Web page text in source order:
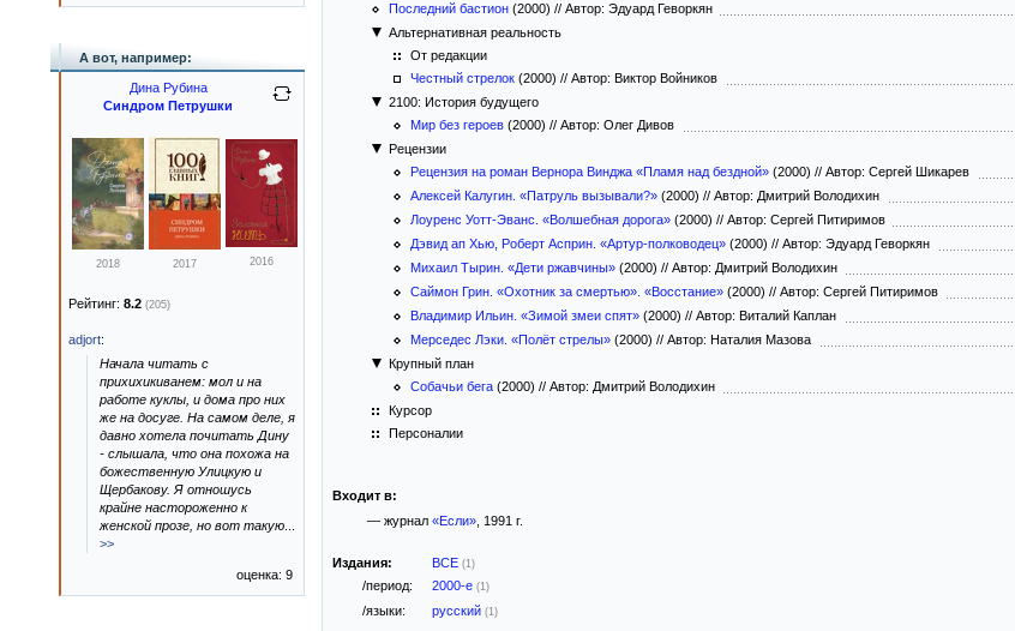
Последний бастион (2000) // Автор: Эдуард Геворкян
Альтернативная реальность
От редакции
Честный стрелок (2000) // Автор: Виктор Войников
2100: История будущего
Мир без героев (2000) // Автор: Олег Дивов
Рецензии
Рецензия на роман Вернора Винджа «Пламя над бездной» (2000) // Автор: Сергей Шикарев
Алексей Калугин. «Патруль вызывали?» (2000) // Автор: Дмитрий Володихин
Лоуренс Уотт-Эванс. «Волшебная дорога» (2000) // Автор: Сергей Питиримов
Дэвид ап Хью, Роберт Асприн. «Артур-полководец» (2000) // Автор: Эдуард Геворкян
Михаил Тырин. «Дети ржавчины» (2000) // Автор: Дмитрий Володихин
Саймон Грин. «Охотник за смертью». «Восстание» (2000) // Автор: Сергей Питиримов
Владимир Ильин. «Зимой змеи спят» (2000) // Автор: Виталий Каплан
Мерседес Лэки. «Полёт стрелы» (2000) // Автор: Наталия Мазова
Крупный план
Собачьи бега (2000) // Автор: Дмитрий Володихин
Курсор
Персоналии
Входит в:
— журнал «Если», 1991 г.
Издания: ВСЕ (1)
/период: 2000-е (1)
/языки: русский (1)
А вот, например:
Дина Рубина
Синдром Петрушки
2018 2017 2016
Рейтинг: 8.2 (205)
adjort:
Начала читать с
прихихикиванем: мол и на
работе куклы, и дома про них
же на досуге. На самом деле, я
давно хотела почитать Дину
- слышала, что она похожа на
божественную Улицкую и
Щербакову. Я отношусь
крайне настороженно к
женской прозе, но вот такую
>>
оценка: 9